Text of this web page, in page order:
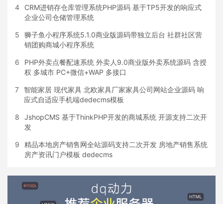
4
CRM进销存仓库管理系统PHP源码 基于TP5开发的响应式
企业公司仓储管理系统
5
狮子鱼小程序系统5.1.0商业版源码带独立后台 社群社区营
销团购商城小程序系统
6
PHP外卖点餐配速系统 外卖人9.0商业版外卖系统源码 含授
权 多城市 PC+微信+WAP 多接口
7
智能家居 现代家具 北欧家具厂家家具公司网站企业源码 响
应式自适应手机端dedecms模板
8
JshopCMS 基于ThinkPHP开发的商城系统 开源支持二次开
发
9
精品本地房产销售网全站源码支持二次开发 房地产销售系统
房产资讯门户模板 dedecms